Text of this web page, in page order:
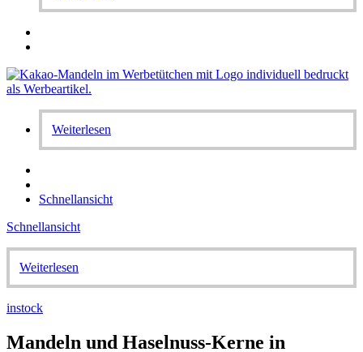
Weiterlesen
Schnellansicht
Schnellansicht
Weiterlesen
instock
Mandeln und Haselnuss-Kerne in